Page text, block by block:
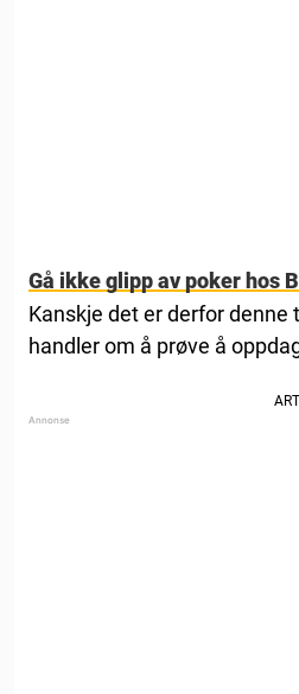
Gå ikke glipp av poker hos
Kanskje det er derfor
handler om å prøve å